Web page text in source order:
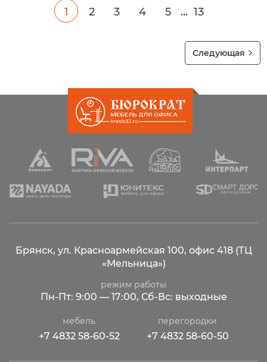
1 2 3 4 5 13
Следующая
Брянск, ул. Красноармейская 100, офис 418 (ТЦ
«Мельница»)
режим работы
Пн-Пт: 9:00 — 17:00, Сб-Вс: выходные
мебель
+7 4832 58-60-52
перегородки
+7 4832 58-60-50